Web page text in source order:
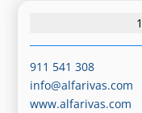
911 541 308
info@alfarivas.com
www.alfarivas.com